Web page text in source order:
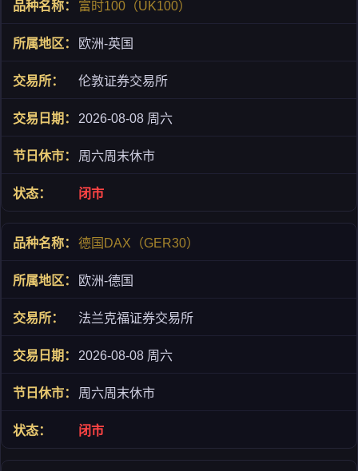
富时100（UK100）
欧洲-英国
伦敦证券交易所
2026-08-08 周六
周六周末休市
闭市
德国DAX（GER30）
欧洲-德国
法兰克福证券交易所
2026-08-08 周六
周六周末休市
闭市